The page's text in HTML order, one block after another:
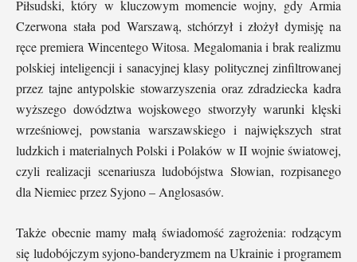
Piłsudski, który w kluczowym momencie wojny, gdy Armia
Czerwona stała pod Warszawą, stchórzył i złożył dymisję na
ręce premiera Wincentego Witosa. Megalomania i brak realizmu
polskiej inteligencji i sanacyjnej klasy politycznej zinfiltrowanej
przez tajne antypolskie stowarzyszenia oraz zdradziecka kadra
wyższego dowództwa wojskowego stworzyły warunki klęski
wrześniowej, powstania warszawskiego i największych strat
ludzkich i materialnych Polski i Polaków w II wojnie światowej,
czyli realizacji scenariusza ludobójstwa Słowian, rozpisanego
dla Niemiec przez Syjono – Anglosasów.
Także obecnie mamy małą świadomość zagrożenia: rodzącym
się ludobójczym syjono-banderyzmem na Ukrainie i programem